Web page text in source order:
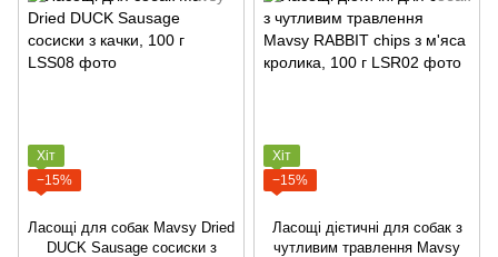
Хіт
−15%
Ласощі для собак Mavsy Dried
DUCK Sausage сосиски з
Хіт
−15%
Ласощі дієтичні для собак з
чутливим травлення Mavsy